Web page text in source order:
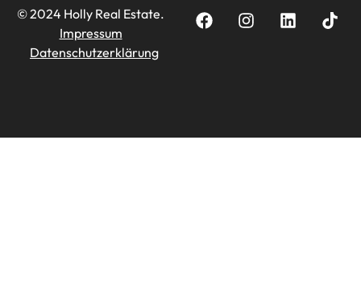
© 2024 Holly Real Estate.
Impressum
Datenschutzerklärung